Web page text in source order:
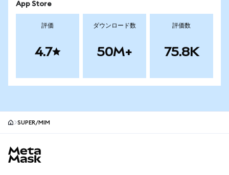
App Store
評価
4.7
ダウンロード数
50M+
評価数
75.8K
SUPER/MIM